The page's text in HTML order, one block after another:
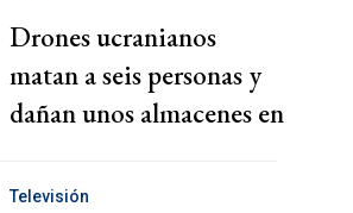
Drones ucranianos
matan a seis personas y
dañan unos almacenes en
Televisión